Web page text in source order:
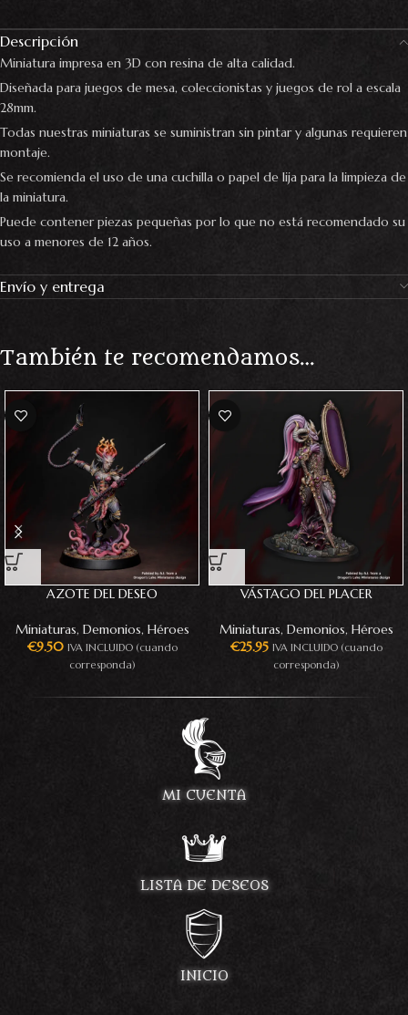
Descripción
Miniatura impresa en 3D con resina de alta calidad.
Diseñada para juegos de mesa, coleccionistas y juegos de rol a escala
28mm.
Todas nuestras miniaturas se suministran sin pintar y algunas requieren
montaje.
Se recomienda el uso de una cuchilla o papel de lija para la limpieza de
la miniatura.
Puede contener piezas pequeñas por lo que no está recomendado su
uso a menores de 12 años.
Envío y entrega
También te recomendamos…
AZOTE DEL DESEO
Miniaturas, Demonios, Héroes
€9.50 IVA INCLUIDO (cuando
corresponda)
VÁSTAGO DEL PLACER
Miniaturas, Demonios, Héroes
€25.95 IVA INCLUIDO (cuando
corresponda)
MI CUENTA
LISTA DE DESEOS
INICIO